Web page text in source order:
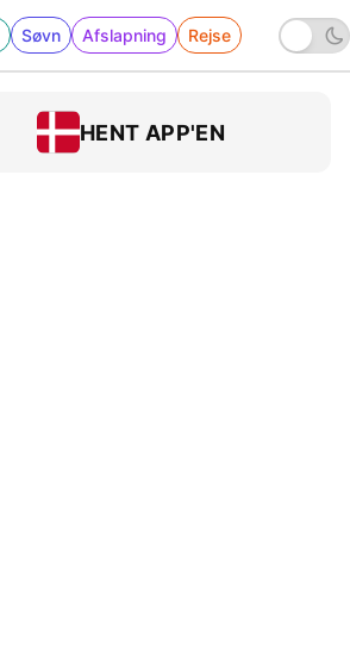
Søvn Afslapning Rejse
HENT APP'EN